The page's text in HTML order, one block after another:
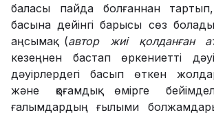
баласы пайда болғаннан
басына дейінгі барысы сөз
аңсымақ (автор жиі
кезеңнен бастап өркениетті
дәуірлердегі басып өткен
және қоғамдық өмірге
ғалымдардың ғылыми